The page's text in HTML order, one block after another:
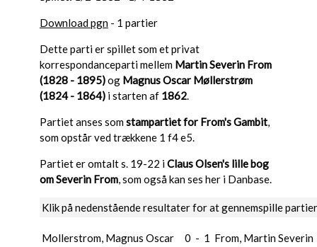
Download pgn - 1 partier
Dette parti er spillet som et privat
korrespondanceparti mellem Martin Severin From
(1828 - 1895)og Magnus Oscar Møllerstrøm
(1824 - 1864) i starten af 1862.
Partiet anses somstampartiet for From's Gambit,
som opstår ved trækkene 1 f4 e5.
Partiet er omtalt s. 19-22 iClaus Olsen's lille bog
om Severin From, som også kan ses her i Danbase.
Klik på nedenstående resultater for at gennemspille partier
Mollerstrom, Magnus Oscar 0 - 1 From, Martin Severin